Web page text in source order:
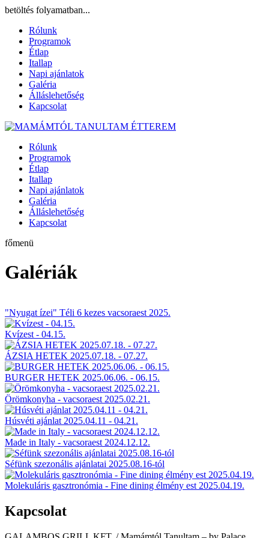
betöltés folyamatban...
Rólunk
Programok
Étlap
Itallap
Napi ajánlatok
Galéria
Álláslehetőség
Kapcsolat
Rólunk
Programok
Étlap
Itallap
Napi ajánlatok
Galéria
Álláslehetőség
Kapcsolat
főmenü
Galériák
"Nyugat ízei" Téli 6 kezes vacsoraest 2025.
Kvízest - 04.15.
ÁZSIA HETEK 2025.07.18. - 07.27.
BURGER HETEK 2025.06.06. - 06.15.
Örömkonyha - vacsoraest 2025.02.21.
Húsvéti ajánlat 2025.04.11 - 04.21.
Made in Italy - vacsoraest 2024.12.12.
Séfünk szezonális ajánlatai 2025.08.16-tól
Molekuláris gasztronómia - Fine dining élmény est 2025.04.19.
Kapcsolat